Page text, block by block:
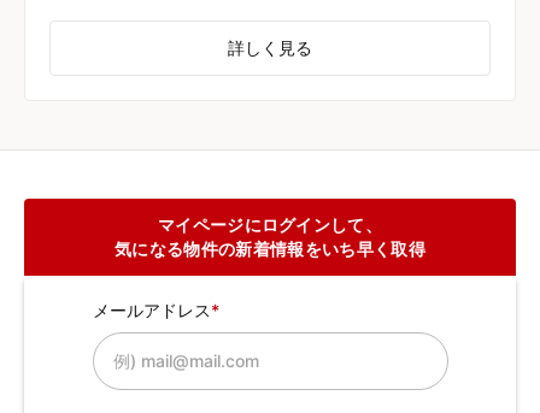
詳しく見る
マイページにログインして、
気になる物件の新着情報をいち早く取得
メールアドレス